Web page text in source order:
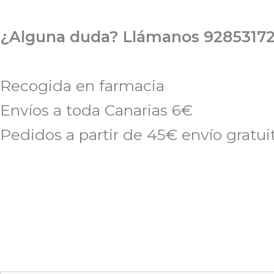
al
¿Alguna duda? Llámanos
Recogida en farmacia
Envíos a toda Canarias 6€
Pedidos a partir de 45€ envío